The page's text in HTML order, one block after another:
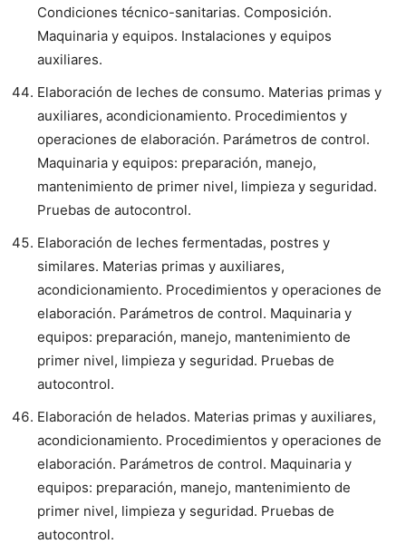
Condiciones técnico-sanitarias. Composición.
Maquinaria y equipos. Instalaciones y equipos
auxiliares.
Elaboración de leches de consumo. Materias primas y
auxiliares, acondicionamiento. Procedimientos y
operaciones de elaboración. Parámetros de control.
Maquinaria y equipos: preparación, manejo,
mantenimiento de primer nivel, limpieza y seguridad.
Pruebas de autocontrol.
Elaboración de leches fermentadas, postres y
similares. Materias primas y auxiliares,
acondicionamiento. Procedimientos y operaciones de
elaboración. Parámetros de control. Maquinaria y
equipos: preparación, manejo, mantenimiento de
primer nivel, limpieza y seguridad. Pruebas de
autocontrol.
Elaboración de helados. Materias primas y auxiliares,
acondicionamiento. Procedimientos y operaciones de
elaboración. Parámetros de control. Maquinaria y
equipos: preparación, manejo, mantenimiento de
primer nivel, limpieza y seguridad. Pruebas de
autocontrol.